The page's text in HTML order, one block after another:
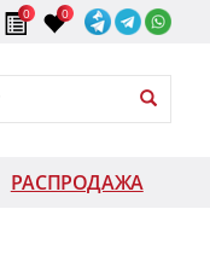
0 0
РАСПРОДАЖА